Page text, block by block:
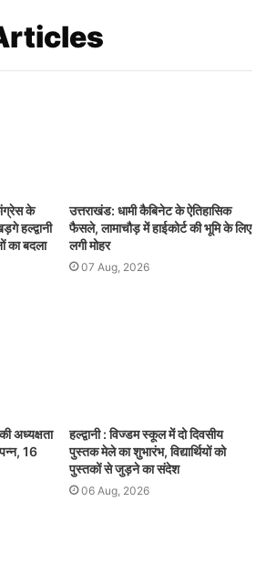
के
हल्द्वानी
का बदला
उत्तराखंड: धामी कैबिनेट के ऐतिहासिक
फैसले, लामाचौड़ में हाईकोर्ट की भूमि के लिए
लगी मोहर
07 Aug, 2026
अध्यक्षता
16
हल्द्वानी : विज्डम स्कूल में दो दिवसीय
पुस्तक मेले का शुभारंभ, विद्यार्थियों को
पुस्तकों से जुड़ने का संदेश
06 Aug, 2026